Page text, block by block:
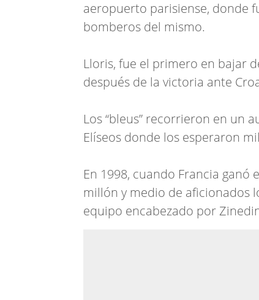
aeropuerto parisiense, donde
bomberos del mismo.
Lloris, fue el primero en bajar
después de la victoria ante
Los “bleus” recorrieron en un
Elíseos donde los esperaron
En 1998, cuando Francia
millón y medio de aficionados
equipo encabezado por